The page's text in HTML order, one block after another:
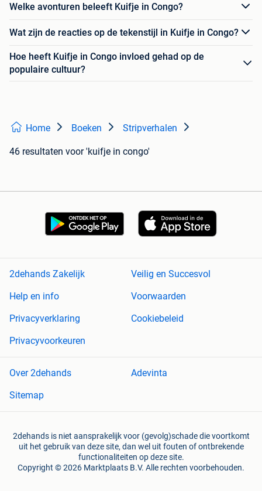
Welke avonturen beleeft Kuifje in Congo?
Wat zijn de reacties op de tekenstijl in Kuifje in Congo?
Hoe heeft Kuifje in Congo invloed gehad op de
populaire cultuur?
Home Boeken Stripverhalen
46 resultaten voor 'kuifje in congo'
2dehands Zakelijk
Veilig en Succesvol
Help en info
Voorwaarden
Privacyverklaring
Cookiebeleid
Privacyvoorkeuren
Over 2dehands
Adevinta
Sitemap
2dehands is niet aansprakelijk voor (gevolg)schade die voortkomt
uit het gebruik van deze site, dan wel uit fouten of ontbrekende
functionaliteiten op deze site.
Copyright © 2026 Marktplaats B.V. Alle rechten voorbehouden.